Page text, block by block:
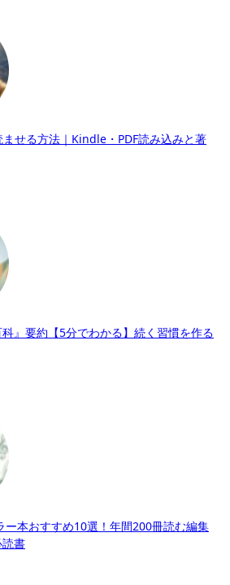
せる方法｜Kindle・PDF読み込みと著
科』要約【5分でわかる】続く習慣を作る
ー本おすすめ10選！年間200冊読む編集
書